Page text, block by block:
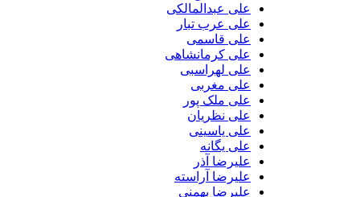
علی عبدالمالکی
علی عرب تبار
علی قاسمی
علی کرمانشاهی
علی لهراسبی
علی مغربی
علی ملک پور
علی نظریان
علی یاسینی
علی یگانه
علیرضا آذر
علیرضا آراسته
علیرضا بهمنی